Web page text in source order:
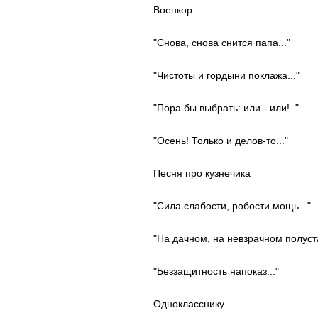
Военкор
"Снова, снова снится папа..."
"Чистоты и гордыни поклажа..."
"Пора бы выбрать: или - или!.."
"Осень! Только и делов-то..."
Песня про кузнечика
"Сила слабости, робости мощь..."
"На дачном, на невзрачном
"Беззащитность напоказ..."
Однокласснику